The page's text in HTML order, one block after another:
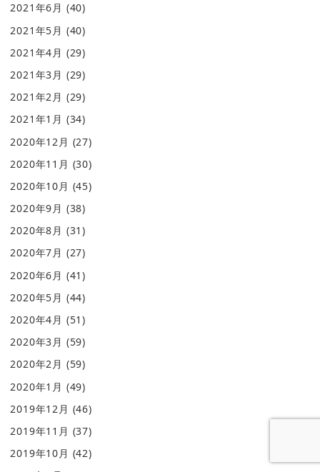
2021年6月 (40)
2021年5月 (40)
2021年4月 (29)
2021年3月 (29)
2021年2月 (29)
2021年1月 (34)
2020年12月 (27)
2020年11月 (30)
2020年10月 (45)
2020年9月 (38)
2020年8月 (31)
2020年7月 (27)
2020年6月 (41)
2020年5月 (44)
2020年4月 (51)
2020年3月 (59)
2020年2月 (59)
2020年1月 (49)
2019年12月 (46)
2019年11月 (37)
2019年10月 (42)